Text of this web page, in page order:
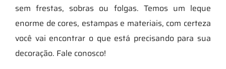
sem frestas, sobras ou folgas. Temos um leque
enorme de cores, estampas e materiais, com certeza
você vai encontrar o que está precisando para sua
decoração. Fale conosco!